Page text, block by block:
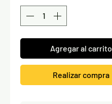
Agregar al carrito
Realizar compra